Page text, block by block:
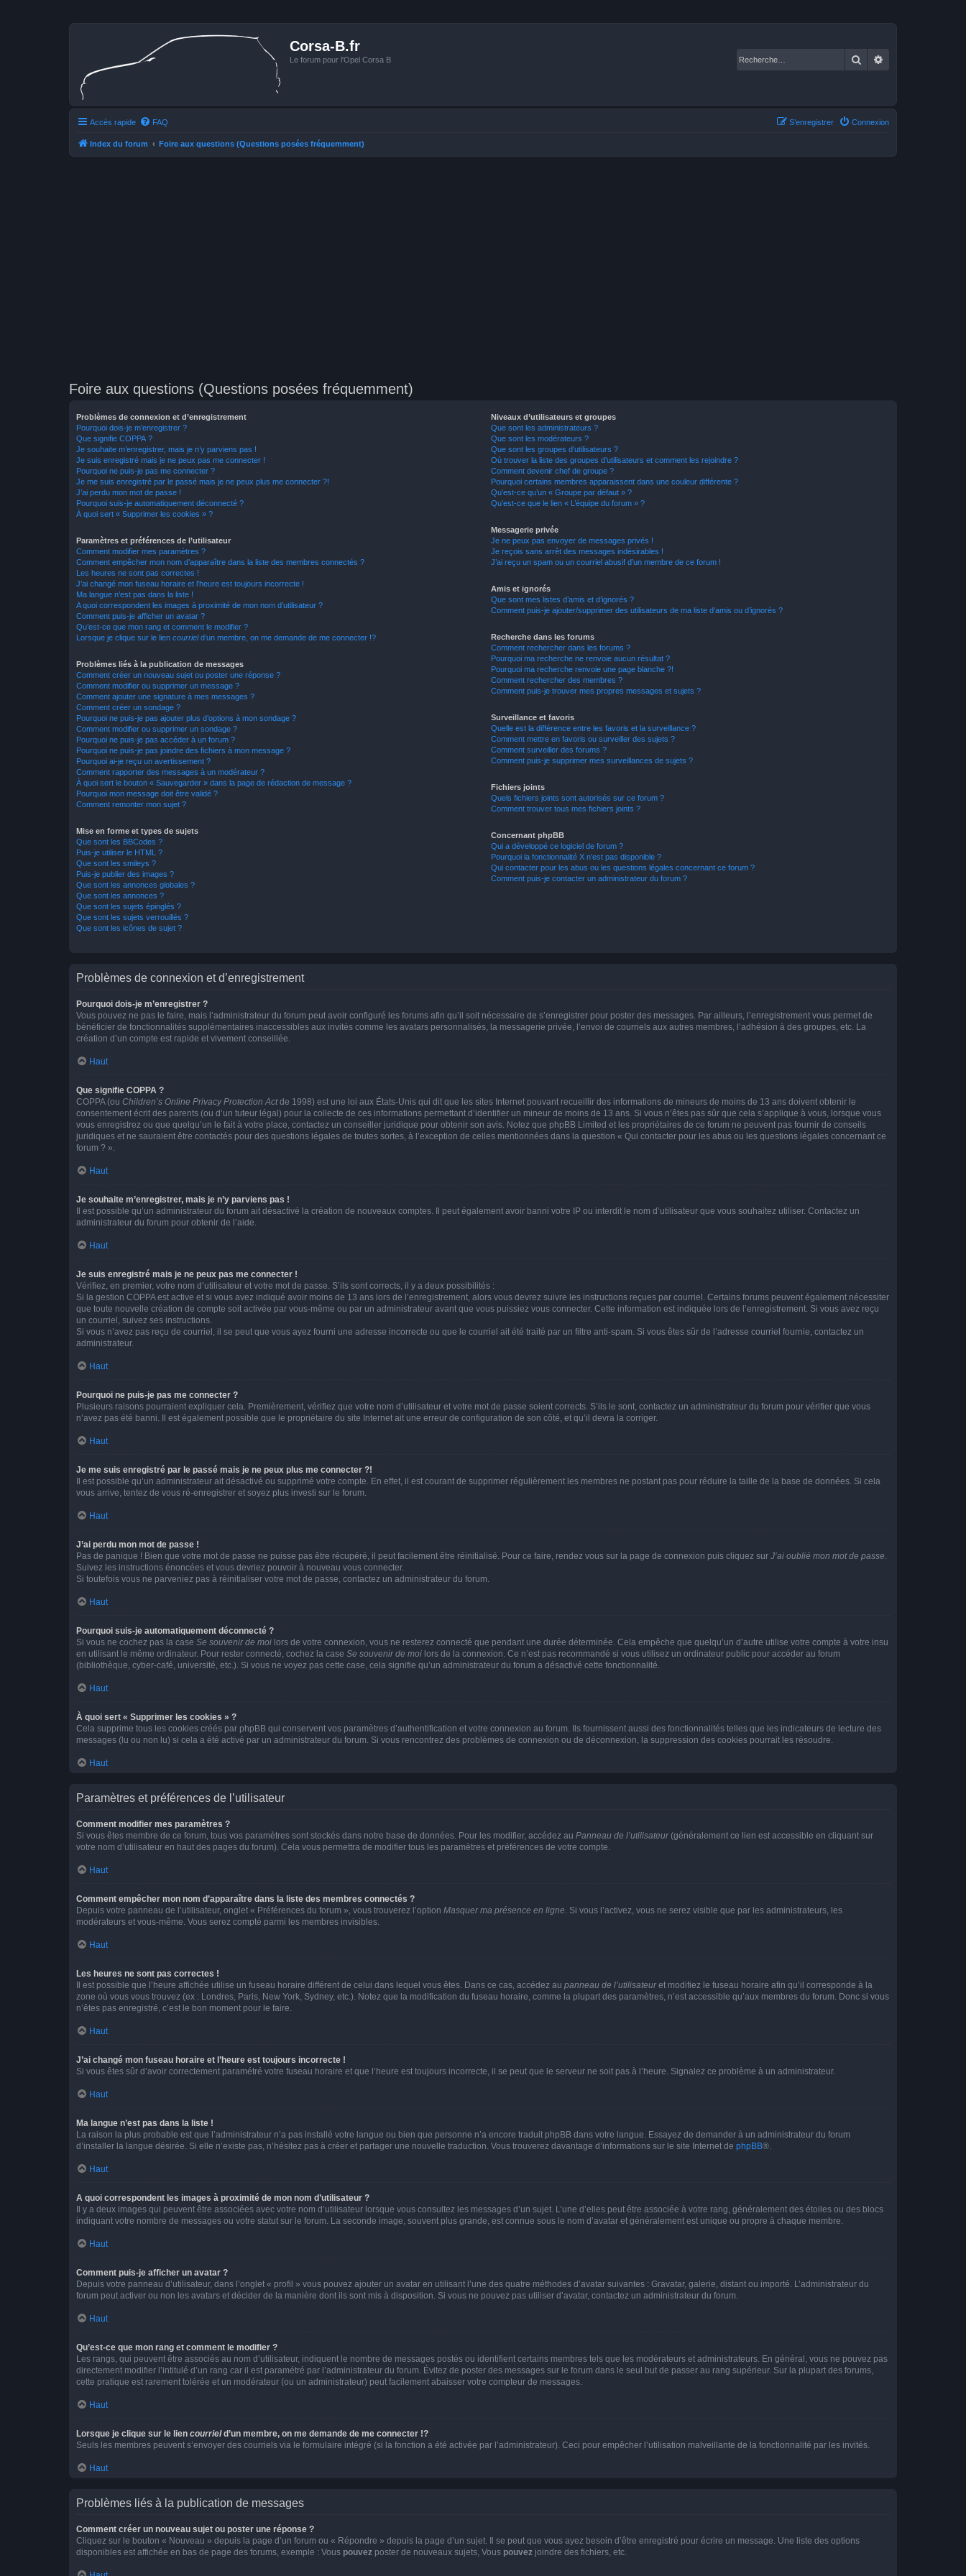
Corsa-B.fr
Le forum pour l'Opel Corsa B Rechercher
Accès rapide FAQ Connexion
S’enregistrer
Index du forum Foire aux questions (Questions posées fréquemment)
Foire aux questions (Questions posées fréquemment)
Problèmes de connexion et d’enregistrement
Pourquoi dois-je m’enregistrer ?
Que signifie COPPA ?
Je souhaite m’enregistrer, mais je n’y parviens pas !
Je suis enregistré mais je ne peux pas me connecter !
Pourquoi ne puis-je pas me connecter ?
Je me suis enregistré par le passé mais je ne peux plus me connecter ?!
J’ai perdu mon mot de passe !
Pourquoi suis-je automatiquement déconnecté ?
À quoi sert « Supprimer les cookies » ?
Paramètres et préférences de l’utilisateur
Comment modifier mes paramètres ?
Comment empêcher mon nom d’apparaître dans la liste des membres connectés ?
Les heures ne sont pas correctes !
J’ai changé mon fuseau horaire et l’heure est toujours incorrecte !
Ma langue n’est pas dans la liste !
A quoi correspondent les images à proximité de mon nom d’utilisateur ?
Comment puis-je afficher un avatar ?
Qu’est-ce que mon rang et comment le modifier ?
Lorsque je clique sur le lien courrield’un membre, on me demande de me connecter !?
Problèmes liés à la publication de messages
Comment créer un nouveau sujet ou poster une réponse ?
Comment modifier ou supprimer un message ?
Comment ajouter une signature à mes messages ?
Comment créer un sondage ?
Pourquoi ne puis-je pas ajouter plus d’options à mon sondage ?
Comment modifier ou supprimer un sondage ?
Pourquoi ne puis-je pas accéder à un forum ?
Pourquoi ne puis-je pas joindre des fichiers à mon message ?
Pourquoi ai-je reçu un avertissement ?
Comment rapporter des messages à un modérateur ?
À quoi sert le bouton « Sauvegarder » dans la page de rédaction de message ?
Pourquoi mon message doit être validé ?
Comment remonter mon sujet ?
Mise en forme et types de sujets
Que sont les BBCodes ?
Puis-je utiliser le HTML ?
Que sont les smileys ?
Puis-je publier des images ?
Que sont les annonces globales ?
Que sont les annonces ?
Que sont les sujets épinglés ?
Que sont les sujets verrouillés ?
Que sont les icônes de sujet ?
Niveaux d’utilisateurs et groupes
Que sont les administrateurs ?
Que sont les modérateurs ?
Que sont les groupes d’utilisateurs ?
Où trouver la liste des groupes d’utilisateurs et comment les rejoindre ?
Comment devenir chef de groupe ?
Pourquoi certains membres apparaissent dans une couleur différente ?
Qu’est-ce qu’un « Groupe par défaut » ?
Qu’est-ce que le lien « L’équipe du forum » ?
Messagerie privée
Je ne peux pas envoyer de messages privés !
Je reçois sans arrêt des messages indésirables !
J’ai reçu un spam ou un courriel abusif d’un membre de ce forum !
Amis et ignorés
Que sont mes listes d’amis et d’ignorés ?
Comment puis-je ajouter/supprimer des utilisateurs de ma liste d’amis ou d’ignorés ?
Recherche dans les forums
Comment rechercher dans les forums ?
Pourquoi ma recherche ne renvoie aucun résultat ?
Pourquoi ma recherche renvoie une page blanche ?!
Comment rechercher des membres ?
Comment puis-je trouver mes propres messages et sujets ?
Surveillance et favoris
Quelle est la différence entre les favoris et la surveillance ?
Comment mettre en favoris ou surveiller des sujets ?
Comment surveiller des forums ?
Comment puis-je supprimer mes surveillances de sujets ?
Fichiers joints
Quels fichiers joints sont autorisés sur ce forum ?
Comment trouver tous mes fichiers joints ?
Concernant phpBB
Qui a développé ce logiciel de forum ?
Pourquoi la fonctionnalité X n’est pas disponible ?
Qui contacter pour les abus ou les questions légales concernant ce forum ?
Comment puis-je contacter un administrateur du forum ?
Problèmes de connexion et d’enregistrement
Pourquoi dois-je m’enregistrer ?
Vous pouvez ne pas le faire, mais l’administrateur du forum peut avoir configuré les forums afin qu’il soit nécessaire de s’enregistrer pour poster des messages. Par ailleurs, l’enregistrement vous permet de
bénéficier de fonctionnalités supplémentaires inaccessibles aux invités comme les avatars personnalisés, la messagerie privée, l’envoi de courriels aux autres membres, l’adhésion à des groupes, etc. La
création d’un compte est rapide et vivement conseillée.
Haut
Que signifie COPPA ?
COPPA (ou Children’s Online Privacy Protection Actde 1998) est une loi aux États-Unis qui dit que les sites Internet pouvant recueillir des informations de mineurs de moins de 13 ans doivent obtenir le
consentement écrit des parents (ou d’un tuteur légal) pour la collecte de ces informations permettant d’identifier un mineur de moins de 13 ans. Si vous n’êtes pas sûr que cela s’applique à vous, lorsque vous
vous enregistrez ou que quelqu’un le fait à votre place, contactez un conseiller juridique pour obtenir son avis. Notez que phpBB Limited et les propriétaires de ce forum ne peuvent pas fournir de conseils
juridiques et ne sauraient être contactés pour des questions légales de toutes sortes, à l’exception de celles mentionnées dans la question « Qui contacter pour les abus ou les questions légales concernant ce
forum ? ».
Haut
Je souhaite m’enregistrer, mais je n’y parviens pas !
Il est possible qu’un administrateur du forum ait désactivé la création de nouveaux comptes. Il peut également avoir banni votre IP ou interdit le nom d’utilisateur que vous souhaitez utiliser. Contactez un
administrateur du forum pour obtenir de l’aide.
Haut
Je suis enregistré mais je ne peux pas me connecter !
Vérifiez, en premier, votre nom d’utilisateur et votre mot de passe. S’ils sont corrects, il y a deux possibilités :
Si la gestion COPPA est active et si vous avez indiqué avoir moins de 13 ans lors de l’enregistrement, alors vous devrez suivre les instructions reçues par courriel. Certains forums peuvent également nécessiter
que toute nouvelle création de compte soit activée par vous-même ou par un administrateur avant que vous puissiez vous connecter. Cette information est indiquée lors de l’enregistrement. Si vous avez reçu
un courriel, suivez ses instructions.
Si vous n’avez pas reçu de courriel, il se peut que vous ayez fourni une adresse incorrecte ou que le courriel ait été traité par un filtre anti-spam. Si vous êtes sûr de l’adresse courriel fournie, contactez un
administrateur.
Haut
Pourquoi ne puis-je pas me connecter ?
Plusieurs raisons pourraient expliquer cela. Premièrement, vérifiez que votre nom d’utilisateur et votre mot de passe soient corrects. S’ils le sont, contactez un administrateur du forum pour vérifier que vous
n’avez pas été banni. Il est également possible que le propriétaire du site Internet ait une erreur de configuration de son côté, et qu’il devra la corriger.
Haut
Je me suis enregistré par le passé mais je ne peux plus me connecter ?!
Il est possible qu’un administrateur ait désactivé ou supprimé votre compte. En effet, il est courant de supprimer régulièrement les membres ne postant pas pour réduire la taille de la base de données. Si cela
vous arrive, tentez de vous ré-enregistrer et soyez plus investi sur le forum.
Haut
J’ai perdu mon mot de passe !
Pas de panique ! Bien que votre mot de passe ne puisse pas être récupéré, il peut facilement être réinitialisé. Pour ce faire, rendez vous sur la page de connexion puis cliquez sur J’ai oublié mon mot de passe.
Suivez les instructions énoncées et vous devriez pouvoir à nouveau vous connecter.
Si toutefois vous ne parveniez pas à réinitialiser votre mot de passe, contactez un administrateur du forum.
Haut
Pourquoi suis-je automatiquement déconnecté ?
Si vous ne cochez pas la case Se souvenir de moi lors de votre connexion, vous ne resterez connecté que pendant une durée déterminée. Cela empêche que quelqu’un d’autre utilise votre compte à votre insu
en utilisant le même ordinateur. Pour rester connecté, cochez la case Se souvenir de moi lors de la connexion. Ce n’est pas recommandé si vous utilisez un ordinateur public pour accéder au forum
(bibliothèque, cyber-café, université, etc.). Si vous ne voyez pas cette case, cela signifie qu’un administrateur du forum a désactivé cette fonctionnalité.
Haut
À quoi sert « Supprimer les cookies » ?
Cela supprime tous les cookies créés par phpBB qui conservent vos paramètres d’authentification et votre connexion au forum. Ils fournissent aussi des fonctionnalités telles que les indicateurs de lecture des
messages (lu ou non lu) si cela a été activé par un administrateur du forum. Si vous rencontrez des problèmes de connexion ou de déconnexion, la suppression des cookies pourrait les résoudre.
Haut
Paramètres et préférences de l’utilisateur
Comment modifier mes paramètres ?
Si vous êtes membre de ce forum, tous vos paramètres sont stockés dans notre base de données. Pour les modifier, accédez au Panneau de l’utilisateur(généralement ce lien est accessible en cliquant sur
votre nom d’utilisateur en haut des pages du forum). Cela vous permettra de modifier tous les paramètres et préférences de votre compte.
Haut
Comment empêcher mon nom d’apparaître dans la liste des membres connectés ?
Depuis votre panneau de l’utilisateur, onglet « Préférences du forum », vous trouverez l’option Masquer ma présence en ligne. Si vous l’activez, vous ne serez visible que par les administrateurs, les
modérateurs et vous-même. Vous serez compté parmi les membres invisibles.
Haut
Les heures ne sont pas correctes !
Il est possible que l’heure affichée utilise un fuseau horaire différent de celui dans lequel vous êtes. Dans ce cas, accédez au panneau de l’utilisateuret modifiez le fuseau horaire afin qu’il corresponde à la
zone où vous vous trouvez (ex : Londres, Paris, New York, Sydney, etc.). Notez que la modification du fuseau horaire, comme la plupart des paramètres, n’est accessible qu’aux membres du forum. Donc si vous
n’êtes pas enregistré, c’est le bon moment pour le faire.
Haut
J’ai changé mon fuseau horaire et l’heure est toujours incorrecte !
Si vous êtes sûr d’avoir correctement paramétré votre fuseau horaire et que l’heure est toujours incorrecte, il se peut que le serveur ne soit pas à l’heure. Signalez ce problème à un administrateur.
Haut
Ma langue n’est pas dans la liste !
La raison la plus probable est que l’administrateur n’a pas installé votre langue ou bien que personne n’a encore traduit phpBB dans votre langue. Essayez de demander à un administrateur du forum
d’installer la langue désirée. Si elle n’existe pas, n’hésitez pas à créer et partager une nouvelle traduction. Vous trouverez davantage d’informations sur le site Internet de phpBB®.
Haut
A quoi correspondent les images à proximité de mon nom d’utilisateur ?
Il y a deux images qui peuvent être associées avec votre nom d’utilisateur lorsque vous consultez les messages d’un sujet. L’une d’elles peut être associée à votre rang, généralement des étoiles ou des blocs
indiquant votre nombre de messages ou votre statut sur le forum. La seconde image, souvent plus grande, est connue sous le nom d’avatar et généralement est unique ou propre à chaque membre.
Haut
Comment puis-je afficher un avatar ?
Depuis votre panneau d’utilisateur, dans l’onglet « profil » vous pouvez ajouter un avatar en utilisant l’une des quatre méthodes d’avatar suivantes : Gravatar, galerie, distant ou importé. L’administrateur du
forum peut activer ou non les avatars et décider de la manière dont ils sont mis à disposition. Si vous ne pouvez pas utiliser d’avatar, contactez un administrateur du forum.
Haut
Qu’est-ce que mon rang et comment le modifier ?
Les rangs, qui peuvent être associés au nom d’utilisateur, indiquent le nombre de messages postés ou identifient certains membres tels que les modérateurs et administrateurs. En général, vous ne pouvez pas
directement modifier l’intitulé d’un rang car il est paramétré par l’administrateur du forum. Évitez de poster des messages sur le forum dans le seul but de passer au rang supérieur. Sur la plupart des forums,
cette pratique est rarement tolérée et un modérateur (ou un administrateur) peut facilement abaisser votre compteur de messages.
Haut
Lorsque je clique sur le lien courrield’un membre, on me demande de me connecter !?
Seuls les membres peuvent s’envoyer des courriels via le formulaire intégré (si la fonction a été activée par l’administrateur). Ceci pour empêcher l’utilisation malveillante de la fonctionnalité par les invités.
Haut
Problèmes liés à la publication de messages
Comment créer un nouveau sujet ou poster une réponse ?
Cliquez sur le bouton « Nouveau » depuis la page d’un forum ou « Répondre » depuis la page d’un sujet. Il se peut que vous ayez besoin d’être enregistré pour écrire un message. Une liste des options
disponibles est affichée en bas de page des forums, exemple : Vous pouvez poster de nouveaux sujets, Vous pouvez joindre des fichiers, etc.